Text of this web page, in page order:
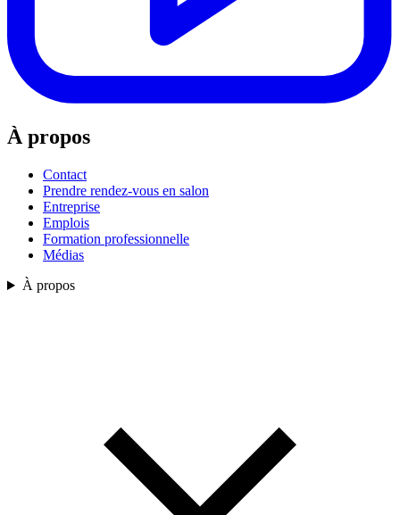
À propos
Contact
Prendre rendez-vous en salon
Entreprise
Emplois
Formation professionnelle
Médias
À propos